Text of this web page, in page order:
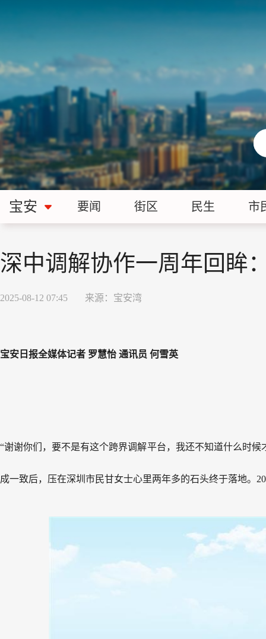
宝安 要闻 街区 民生 市
深中调解协作一周年回眸
2025-08-12 07:45 来源： 宝安湾
宝安日报全媒体记者 罗慧怡 通讯员 何雪英
“谢谢你们，要不是有这个跨界调解平台，我还不知道什么时
成一致后，压在深圳市民甘女士心里两年多的石头终于落地。